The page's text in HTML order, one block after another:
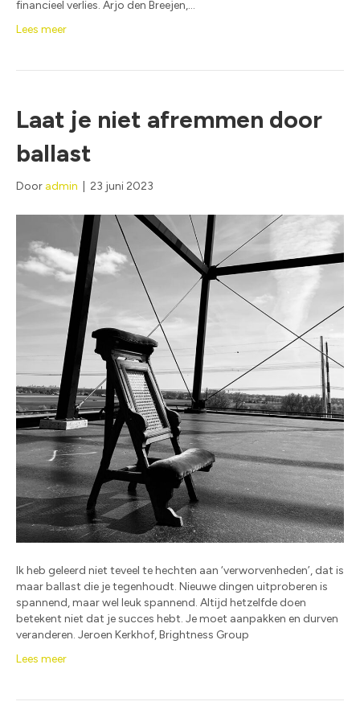
financieel verlies. Arjo den Breejen,…
Lees meer
Laat je niet afremmen door
ballast
Door admin 23 juni 2023
Ik heb geleerd niet teveel te hechten aan ‘verworvenheden’, dat is
maar ballast die je tegenhoudt. Nieuwe dingen uitproberen is
spannend, maar wel leuk spannend. Altijd hetzelfde doen
betekent niet dat je succes hebt. Je moet aanpakken en durven
veranderen. Jeroen Kerkhof, Brightness Group
Lees meer